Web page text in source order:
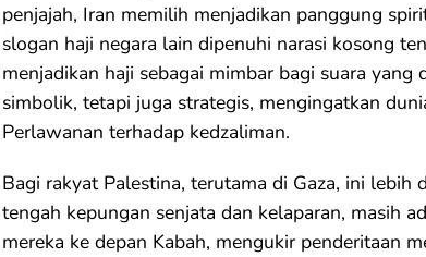
penjajah, Iran memilih menjadikan panggung
slogan haji negara lain dipenuhi narasi kosong
menjadikan haji sebagai mimbar bagi suara
simbolik, tetapi juga strategis, mengingatkan
Perlawanan terhadap kedzaliman.
Bagi rakyat Palestina, terutama di Gaza, ini lebih
tengah kepungan senjata dan kelaparan, masih
mereka ke depan Kabah, mengukir penderitaan